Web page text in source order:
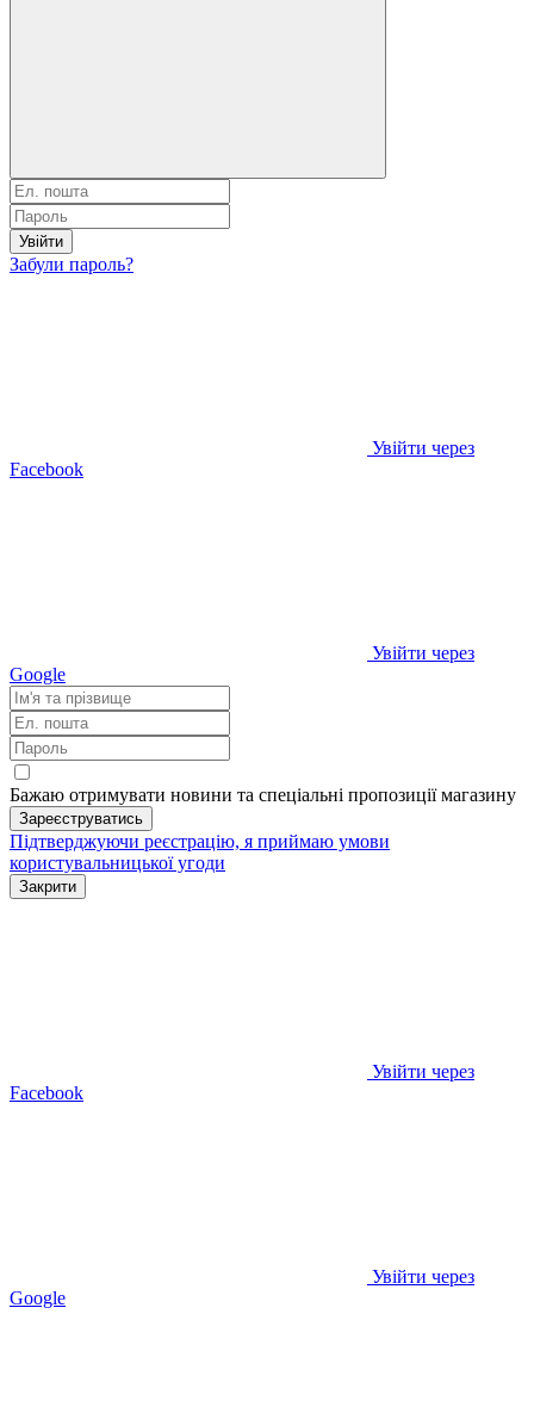
Увійти
Забули пароль?
Увійти через
Facebook
Увійти через
Google
Бажаю отримувати новини та спеціальні пропозиціїмагазину
Зареєструватись
Підтверджуючи реєстрацію, я приймаю умови
користувальницької угоди
Закрити
Увійти через
Facebook
Увійти через
Google